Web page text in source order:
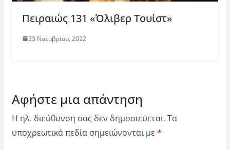
Πειραιώς 131 «Όλιβερ Τουίστ»
23 Νοεμβρίου, 2022
Αφήστε μια απάντηση
Η ηλ. διεύθυνση σας δεν δημοσιεύεται. Τα
υποχρεωτικά πεδία σημειώνονται με *